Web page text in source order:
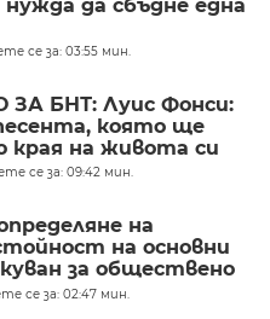
да сбъдне една
се за: 03:55 мин.
ЗА БНТ: Луис Фонси:
която ще
края на живота си
се за: 09:42 мин.
на
на основни
за обществено
се за: 02:47 мин.